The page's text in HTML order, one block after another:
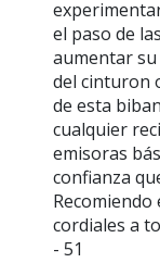
el paso de
aumentar
del cinturon
de esta
cualquier
emisoras
confianza
Recomiendo
cordiales a
- 51